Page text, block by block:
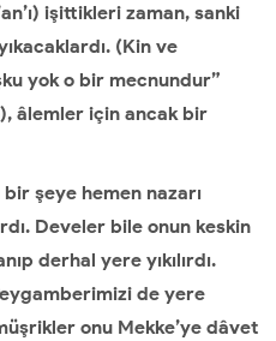
işittikleri zaman, sanki
(Kin ve
yok o bir mecnundur”
âlemler için ancak bir
şeye hemen nazarı
Develer bile onun keskin
derhal yere yıkılırdı.
de yere
onu Mekke’ye dâvet